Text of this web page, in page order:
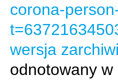
corona-
wersja
odnotowany